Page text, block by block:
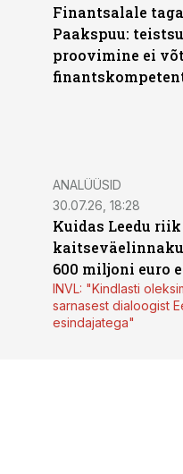
Finantsalale
Paakspuu:
proovimine ei
ANALÜÜSID
30.07.26, 18:28
Kuidas Leedu riik
600 miljoni euro
INVL: "Kindlasti
sarnasest dialoogist
esindajatega"